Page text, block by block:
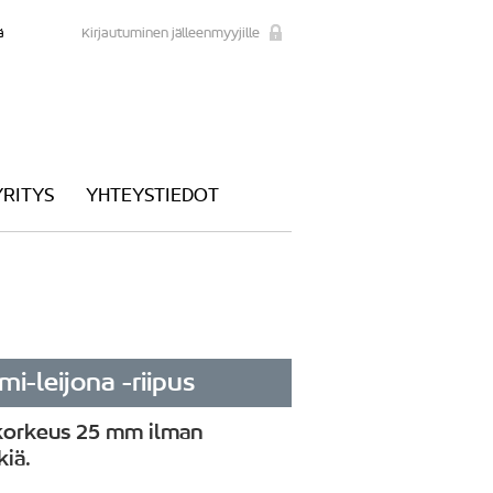
Kirjautuminen jälleenmyyjille
YHTEYSTIEDOT
leijona -riipus
25 mm ilman